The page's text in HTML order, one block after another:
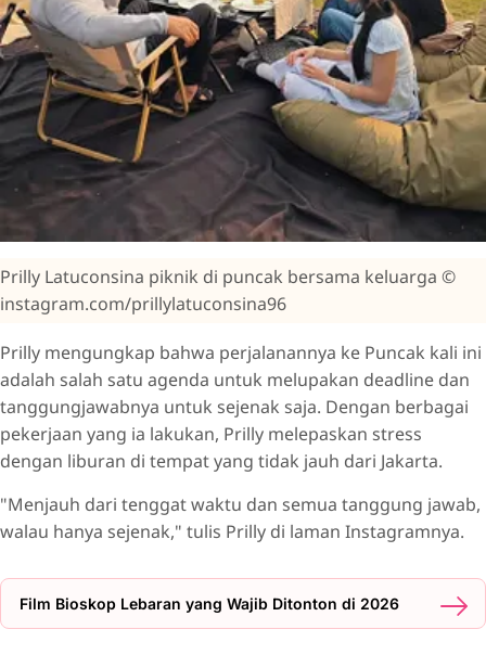
Prilly Latuconsina piknik di puncak bersama keluarga ©
instagram.com/prillylatuconsina96
Prilly mengungkap bahwa perjalanannya ke Puncak kali ini
adalah salah satu agenda untuk melupakan deadline dan
tanggungjawabnya untuk sejenak saja. Dengan berbagai
pekerjaan yang ia lakukan, Prilly melepaskan stress
dengan liburan di tempat yang tidak jauh dari Jakarta.
"Menjauh dari tenggat waktu dan semua tanggung jawab,
walau hanya sejenak," tulis Prilly di laman Instagramnya.
Film Bioskop Lebaran yang Wajib Ditonton di 2026